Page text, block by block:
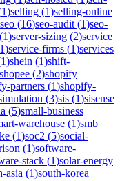
1)selling (1)selling-online
seo (16)seo-audit (1)seo-
(1)server-sizing (2)service
1)service-firms (1)services
1)shein (1)shift-
shopee (2)shopify
partners (1)shopify-
(3)sis (1)sisense
(5)small-business
warehouse (1)smb
(1)soc2 (5)social-
(1)software-
stack (1)solar-energy
asia (1)south-korea